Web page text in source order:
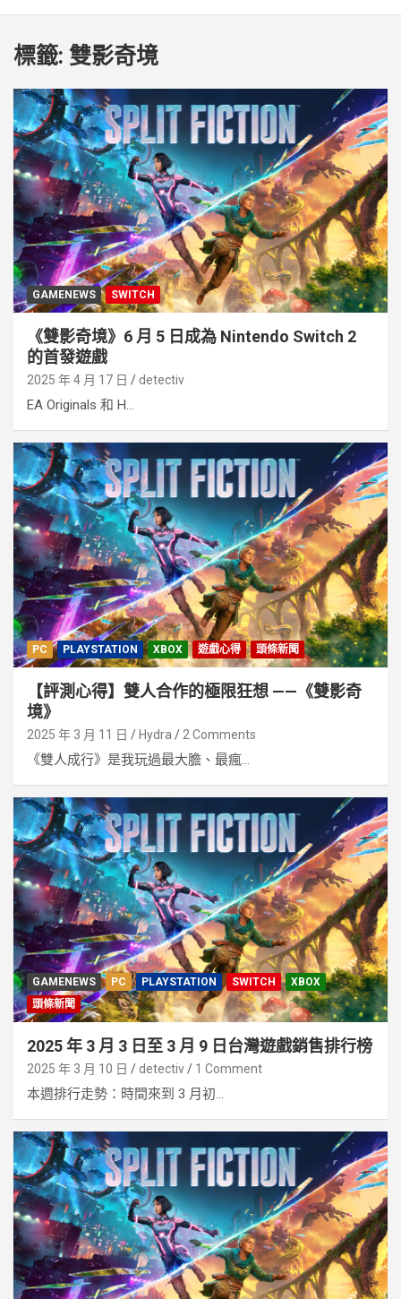
標籤: 雙影奇境
GAMENEWS SWITCH
《雙影奇境》6 月 5 日成為 Nintendo Switch 2
的首發遊戲
2025 年 4 月 17 日 detectiv
EA Originals 和 H...
PC PLAYSTATION XBOX 遊戲心得 頭條新聞
【評測心得】雙人合作的極限狂想 ——《雙影奇
境》
2025 年 3 月 11 日 Hydra 2 Comments
《雙人成行》是我玩過最大膽、最瘋...
GAMENEWS PC PLAYSTATION SWITCH
XBOX
頭條新聞
2025 年 3 月 3 日至 3 月 9 日台灣遊戲銷售排行榜
2025 年 3 月 10 日 detectiv 1 Comment
本週排行走勢：時間來到 3 月初...